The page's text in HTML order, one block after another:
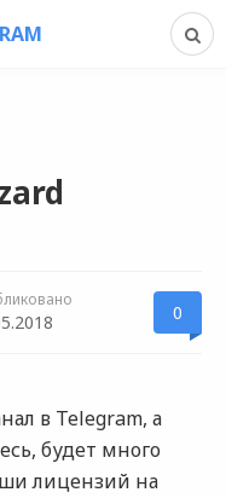
0
в Telegram, а
будет много
лицензий на